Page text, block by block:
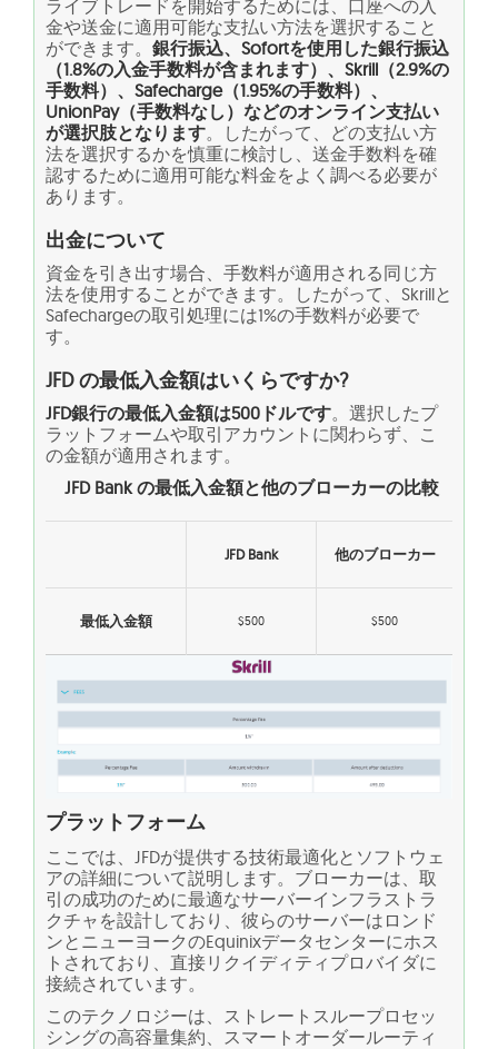
ライブトレードを開始するためには、口座への入
金や送金に適用可能な支払い方法を選択すること
ができます。 銀行振込、Sofortを使用した銀行振込
（1.8%の入金手数料が含まれます）、Skrill（2.9%の
手数料）、Safecharge（1.95%の手数料）、
UnionPay（手数料なし）などのオンライン支払い
が選択肢となります。したがって、どの支払い方
法を選択するかを慎重に検討し、送金手数料を確
認するために適用可能な料金をよく調べる必要が
あります。
出金について
資金を引き出す場合、手数料が適用される同じ方
法を使用することができます。したがって、Skrillと
Safechargeの取引処理には1%の手数料が必要で
す。
JFD の最低入金額はいくらですか?
JFD銀行の最低入金額は500ドルです。選択したプ
ラットフォームや取引アカウントに関わらず、こ
の金額が適用されます。
JFD Bank の最低入金額と他のブローカーの比較
JFD Bank 他のブローカー
最低入金額 $500 $500
プラットフォーム
ここでは、JFDが提供する技術最適化とソフトウェ
アの詳細について説明します。ブローカーは、取
引の成功のために最適なサーバーインフラストラ
クチャを設計しており、彼らのサーバーはロンド
ンとニューヨークのEquinixデータセンターにホス
トされており、直接リクイディティプロバイダに
接続されています。
このテクノロジーは、ストレートスループロセッ
シングの高容量集約、スマートオーダールーティ